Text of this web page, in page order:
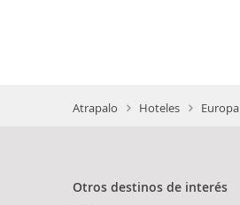
Atrapalo Hoteles Europa
Otros destinos de interés